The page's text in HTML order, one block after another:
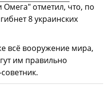
отметил, что, по
8 украинских
всё вооружение мира,
им правильно